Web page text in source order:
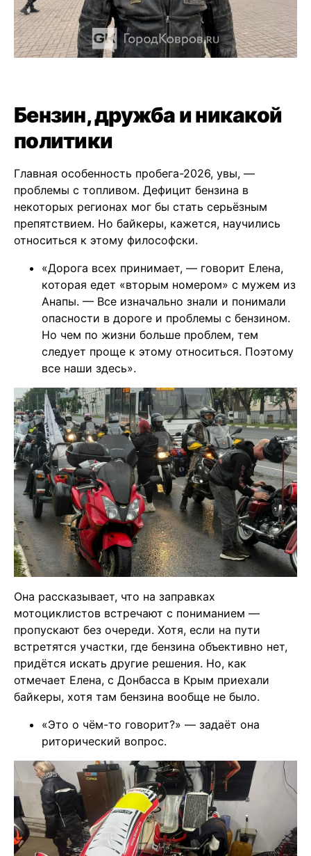
Бензин, дружба и никакой
политики
Главная особенность пробега-2026, увы, —
проблемы с топливом. Дефицит бензина в
некоторых регионах мог бы стать серьёзным
препятствием. Но байкеры, кажется, научились
относиться к этому философски.
«Дорога всех принимает, — говорит Елена,
которая едет «вторым номером» с мужем из
Анапы. — Все изначально знали и понимали
опасности в дороге и проблемы с бензином.
Но чем по жизни больше проблем, тем
следует проще к этому относиться. Поэтому
все наши здесь».
Она рассказывает, что на заправках
мотоциклистов встречают с пониманием —
пропускают без очереди. Хотя, если на пути
встретятся участки, где бензина объективно нет,
придётся искать другие решения. Но, как
отмечает Елена, с Донбасса в Крым приехали
байкеры, хотя там бензина вообще не было.
«Это о чём-то говорит?» — задаёт она
риторический вопрос.